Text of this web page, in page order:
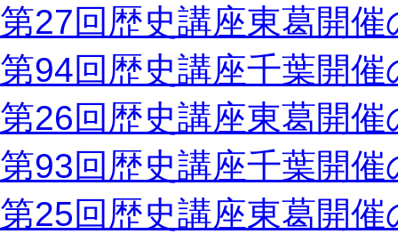
第27回歴史講座東葛開催
第94回歴史講座千葉開催
第26回歴史講座東葛開催
第93回歴史講座千葉開催
第25回歴史講座東葛開催